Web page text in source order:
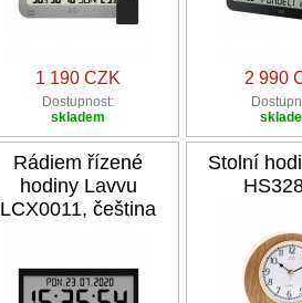
1 190 CZK
Dostupnost:
skladem
2 990
Rádiem řízené
hodiny Lavvu
LCX0011, čeština
Stolní